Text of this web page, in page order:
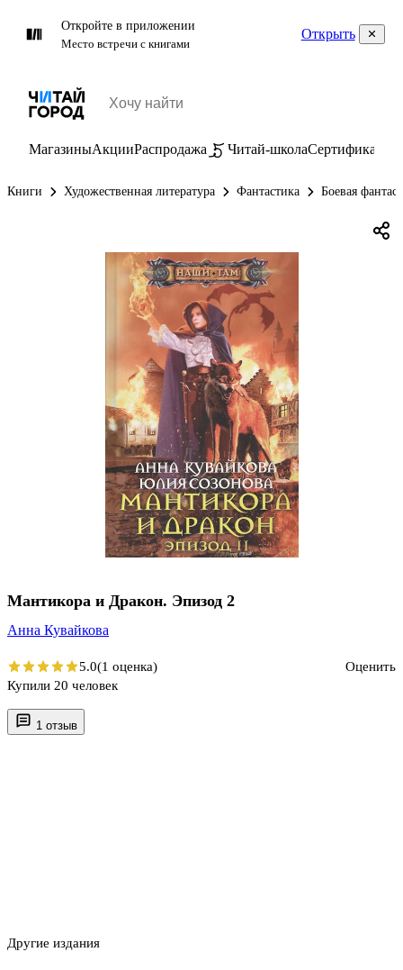
Откройте в приложении
Место встречи с книгами
Открыть
МагазиныАкцииРаспродажа Читай-школаСертификаты
Книги Художественная литература Фантастика Боевая
1 отзыв
Другие издания
Мантикора и Дракон. Эпизод 2
Анна Кувайкова
5.0(1 оценка)
Оценить
Купили 20 человек